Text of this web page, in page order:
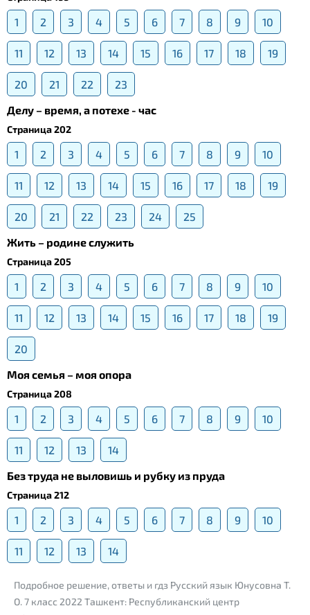
1 2 3 4 5 6 7 8 9 10
11 12 13 14 15 16 17 18 19
20 21 22
23
Делу – время, а потехе - час
Страница 202
1 2 3 4 5 6 7 8 9 10
11 12 13 14 15 16 17 18 19
20 21 22 23 24
25
Жить – родине служить
Страница 205
1 2 3 4 5 6 7 8 9 10
11 12 13 14 15 16 17 18 19
20
Моя семья – моя опора
Страница 208
1 2 3 4 5 6 7 8 9 10
11 12 13
14
Без труда не выловишь и рубку из пруда
Страница 212
1 2 3 4 5 6 7 8 9 10
11 12 13 14
Подробное решение, ответы и гдз Русский язык Юнусовна Т.
О. 7 класс 2022 Ташкент: Республиканский центр